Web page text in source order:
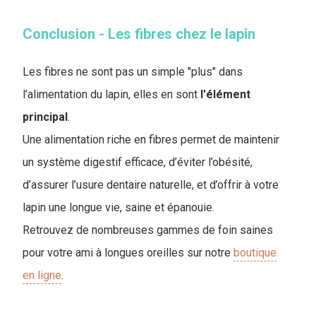
Conclusion - Les fibres chez le lapin
Les fibres ne sont pas un simple "plus" dans
l’alimentation du lapin, elles en sont l'élément
principal.
Une alimentation riche en fibres permet de maintenir
un système digestif efficace, d’éviter l’obésité,
d’assurer l’usure dentaire naturelle, et d’offrir à votre
lapin une longue vie, saine et épanouie.
Retrouvez de nombreuses gammes de foin saines
pour votre ami à longues oreilles sur notre boutique
en ligne.